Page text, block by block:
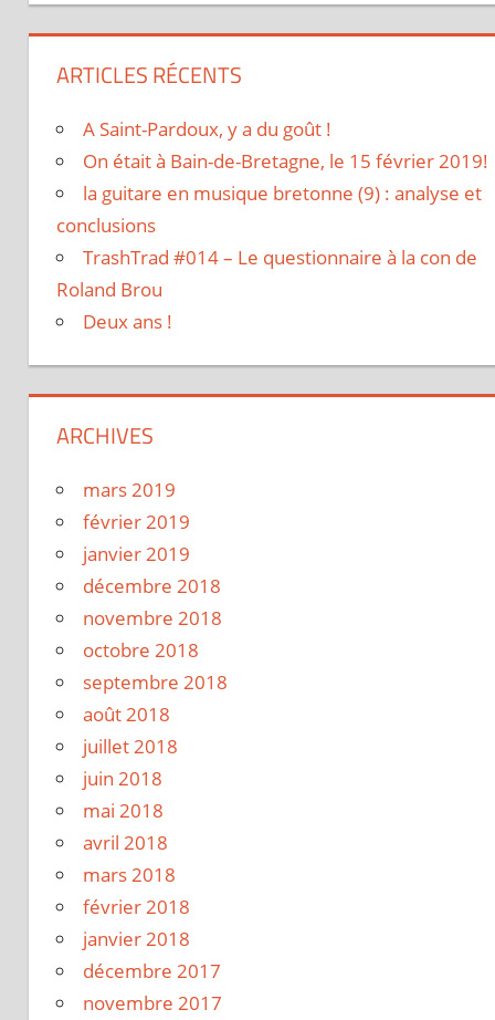
ARTICLES RÉCENTS
A Saint-Pardoux, y a du goût !
On était à Bain-de-Bretagne, le 15 février 2019!
la guitare en musique bretonne (9) : analyse et
conclusions
TrashTrad #014 – Le questionnaire à la con de
Roland Brou
Deux ans !
ARCHIVES
mars 2019
février 2019
janvier 2019
décembre 2018
novembre 2018
octobre 2018
septembre 2018
août 2018
juillet 2018
juin 2018
mai 2018
avril 2018
mars 2018
février 2018
janvier 2018
décembre 2017
novembre 2017